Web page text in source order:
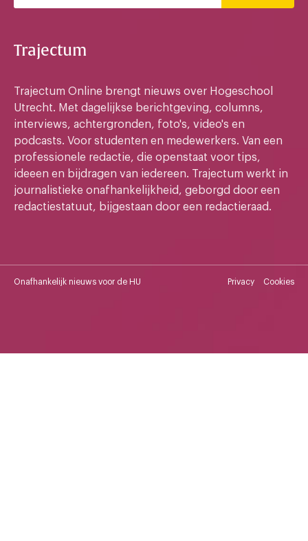
Trajectum
Trajectum Online brengt nieuws over Hogeschool
Utrecht. Met dagelijkse berichtgeving, columns,
interviews, achtergronden, foto's, video's en
podcasts. Voor studenten en medewerkers. Van een
professionele redactie, die openstaat voor tips,
ideeen en bijdragen van iedereen. Trajectum werkt in
journalistieke onafhankelijkheid, geborgd door een
redactiestatuut, bijgestaan door een redactieraad.
Onafhankelijk nieuws voor de HU Privacy Cookies